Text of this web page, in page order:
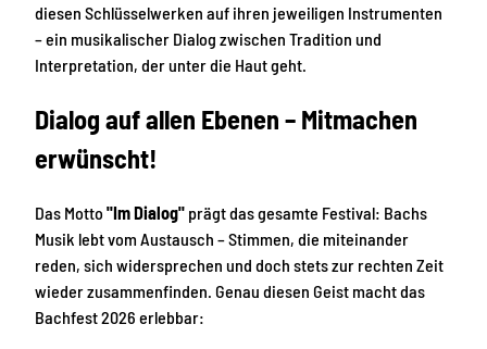
diesen Schlüsselwerken auf ihren jeweiligen Instrumenten
– ein musikalischer Dialog zwischen Tradition und
Interpretation, der unter die Haut geht.
Dialog auf allen Ebenen – Mitmachen
erwünscht!
Das Motto "Im Dialog" prägt das gesamte Festival: Bachs
Musik lebt vom Austausch – Stimmen, die miteinander
reden, sich widersprechen und doch stets zur rechten Zeit
wieder zusammenfinden. Genau diesen Geist macht das
Bachfest 2026 erlebbar: